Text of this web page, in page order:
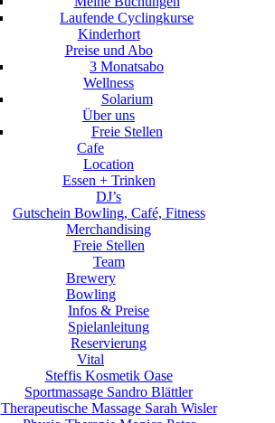
Laufende Cyclingkurse
Kinderhort
Preise und Abo
3 Monatsabo
Wellness
Solarium
Über uns
Freie Stellen
Cafe
Location
Essen + Trinken
DJ’s
Gutschein Bowling, Café, Fitness
Merchandising
Freie Stellen
Team
Brewery
Bowling
Infos & Preise
Spielanleitung
Reservierung
Vital
Steffis Kosmetik Oase
Sportmassage Sandro Blättler
Therapeutische Massage Sarah Wisler